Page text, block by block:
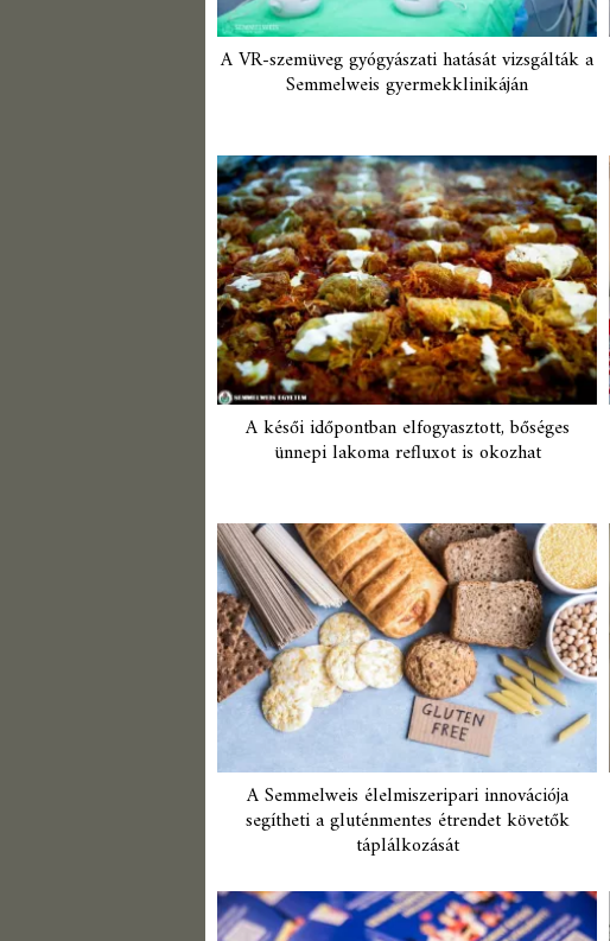
A VR-szemüveg gyógyászati hatását vizsgálták a
Semmelweis gyermekklinikáján
A késői időpontban elfogyasztott, bőséges
ünnepi lakoma refluxot is okozhat
A Semmelweis élelmiszeripari innovációja
segítheti a gluténmentes étrendet követők
táplálkozását